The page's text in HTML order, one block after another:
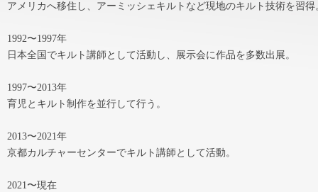
アメリカへ移住し、アーミッシェキルトなど現地のキルト技術を習得
1992〜1997年
日本全国でキルト講師として活動し、展示会に作品を多数出展。
1997〜2013年
育児とキルト制作を並行して行う。
2013〜2021年
京都カルチャーセンターでキルト講師として活動。
2021〜現在